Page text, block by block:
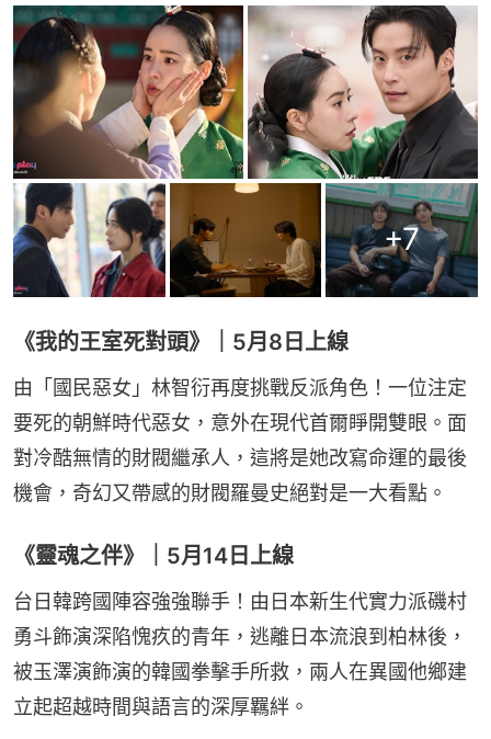
+7
《我的王室死對頭》｜5月8日上線
由「國民惡女」林智衍再度挑戰反派角色！一位注定
要死的朝鮮時代惡女，意外在現代首爾睜開雙眼。面
對冷酷無情的財閥繼承人，這將是她改寫命運的最後
機會，奇幻又帶感的財閥羅曼史絕對是一大看點。
《靈魂之伴》｜5月14日上線
台日韓跨國陣容強強聯手！由日本新生代實力派磯村
勇斗飾演深陷愧疚的青年，逃離日本流浪到柏林後，
被玉澤演飾演的韓國拳擊手所救，兩人在異國他鄉建
立起超越時間與語言的深厚羈絆。